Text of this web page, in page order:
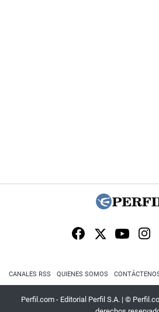
CANALES RSS QUIENES SOMOS
Perfil.com - Editorial Perfil S.A. | ©